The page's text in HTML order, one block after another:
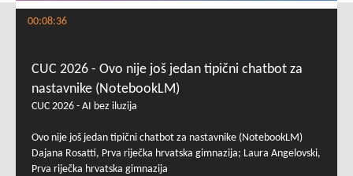
00:08:36
CUC 2026 - Ovo nije još jedan tipični chatbot za
nastavnike (NotebookLM)
CUC 2026 - AI bez iluzija
Ovo nije još jedan tipični chatbot za nastavnike (NotebookLM)
Dajana Rosatti, Prva riječka hrvatska gimnazija; Laura Angelovski,
Prva riječka hrvatska gimnazija